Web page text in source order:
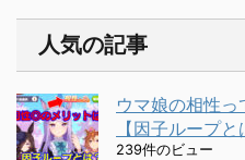
人気の記事
ウマ娘の相性
【因子ループと
239件のビュー